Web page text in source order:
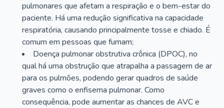
pulmonares que afetam a respiração e o bem-estar do
paciente. Há uma redução significativa na capacidade
respiratória, causando principalmente tosse e chiado. É
comum em pessoas que fumam;
Doença pulmonar obstrutiva crônica (DPOC), no
qual há uma obstrução que atrapalha a passagem de ar
para os pulmões, podendo gerar quadros de saúde
graves como o enfisema pulmonar. Como
consequência, pode aumentar as chances de AVC e